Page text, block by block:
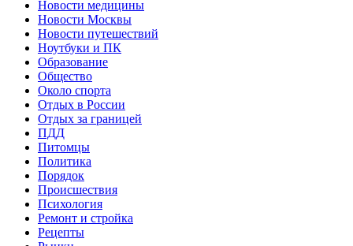
Новости медицины
Новости Москвы
Новости путешествий
Ноутбуки и ПК
Образование
Общество
Около спорта
Отдых в России
Отдых за границей
ПДД
Питомцы
Политика
Порядок
Происшествия
Психология
Ремонт и стройка
Рецепты